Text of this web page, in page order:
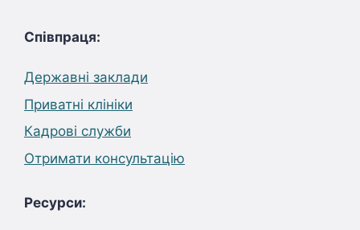
Співпраця:
Державні заклади
Приватні клініки
Кадрові служби
Отримати консультацію
Ресурси: